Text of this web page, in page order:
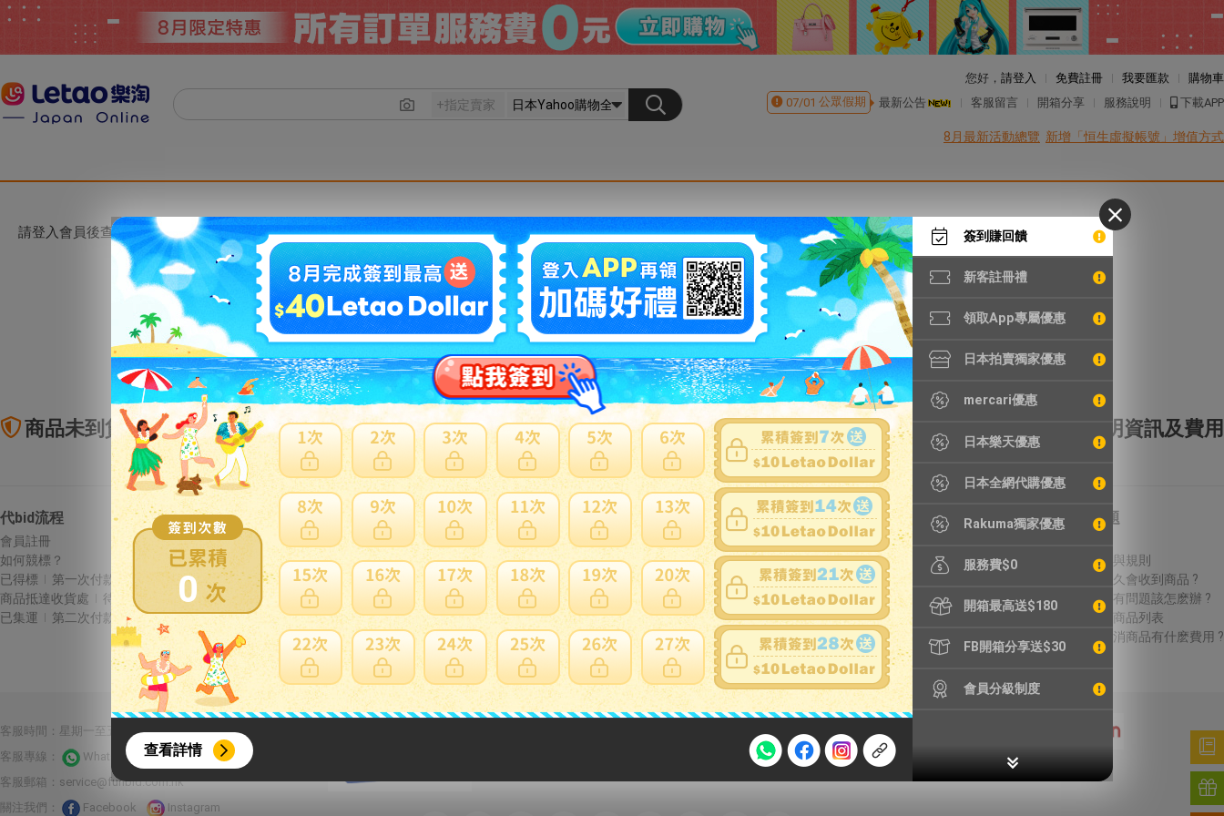
0
查看詳情
簽到賺回饋
新客註冊禮
領取App專屬優惠
日本拍賣獨家優惠
mercari優惠
日本樂天優惠
日本全網代購優惠
Rakuma獨家優惠
服務費$0
開箱最高送$180
FB開箱分享送$30
會員分級制度
您好， 請登入 免費註冊 我要匯款
購物車
07/01 公眾假期 最新公告 客服留言 開箱分享 服務說明 下載APP
8月最新活動總覽 新增「恒生虛擬帳號」增值方式
請登入會員後查看。
會員登入
商品未到貨全額理賠 賣家寄錯全額處理 運送損壞全額理賠 全透明資訊及費用
代bid流程
會員註冊
如何競標？
已得標
第一次付款
商品抵達收貨處
待集運
已集運
第二次付款
Letao保障
商品未到貨全額理賠
賣家寄錯全額處理
運送損壞全額理賠
全透明資訊及費用
支付方式
FPS 轉數快 / Tap & Go 拍住賞 - FPS
銀行過數
Payme
自取點現金儲值
Alipay HK
信用卡
特別服務
鐵壺漏水檢測
精品鑑定
輪框拆除
加強包裝
常見問題
議價方式與規則
結標後多久會收到商品 ?
收到商品有問題該怎麽辦 ?
無法進口商品列表
得標後取消商品有什麽費用 ?
客服時間：星期一至五 10:00-22:00 星期六至日13:00-22:00
客服專線：
Whatsapp 線上客服
客服郵箱： service@funbid.com.hk
關注我們：
Facebook Instagram